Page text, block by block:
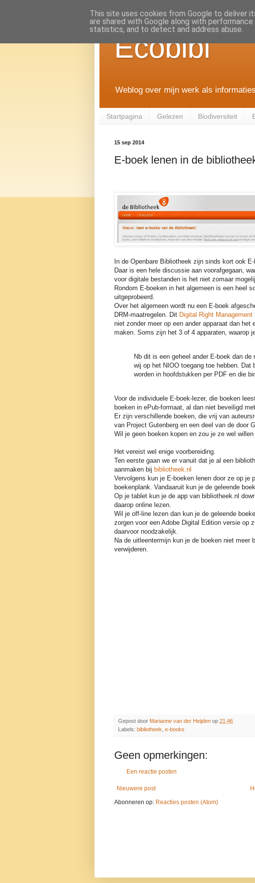
Ecobibl
Weblog over mijn werk als
Startpagina Gelezen Biodiversiteit
15 sep 2014
E-boek lenen in de
In de Openbare Bibliotheek zijn sinds kort ook E-
Daar is een hele discussie aan voorafgegaan,
voor digitale bestanden is het niet zomaar
Rondom E-boeken in het algemeen is een heel
uitgeprobeerd.
Over het algemeen wordt nu een E-boek
DRM-maatregelen. Dit Digital Right Management
niet zonder meer op een ander apparaat dan
maken. Soms zijn het 3 of 4 apparaten, waarop
Nb dit is een geheel ander E-boek dan
wij op het NIOO toegang toe hebben. Dat
worden in hoofdstukken per PDF en die
Voor de individuele E-boek-lezer, die boeken
boeken in ePub-formaat, al dan niet beveiligd
Er zijn verschillende boeken, die vrij van
van Project Gutenberg en een deel van de door
Wil je geen boeken kopen en zou je ze wel
Het vereist wel enige voorbereiding.
Ten eerste gaan we er vanuit dat je al een
aanmaken bij bibliotheek.nl
Vervolgens kun je E-boeken lenen door ze op
boekenplank. Vandaaruit kun je de geleende
Op je tablet kun je de app van bibliotheek.nl
daarop online lezen.
Wil je off-line lezen dan kun je de geleende
zorgen voor een Adobe Digital Edition versie op
daarvoor noodzakelijk.
Na de uitleentermijn kun je de boeken niet meer
verwijderen.
Gepost door Marianne van der Heijden op 21:46
Labels: bibliotheek e-books
Geen opmerkingen:
Een reactie posten
Nieuwere post
Abonneren op: Reacties posten (Atom)
This site uses cookies from Google to deliver
are shared with Google along with
statistics, and to detect and address abuse.